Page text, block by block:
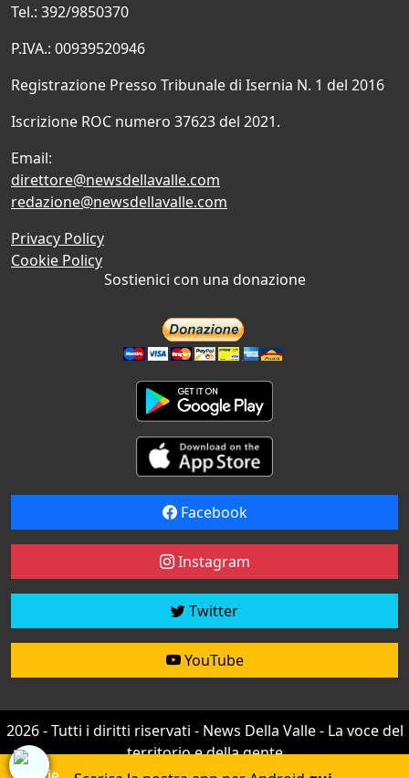
Tel.: 392/9850370
P.IVA.: 00939520946
Registrazione Presso Tribunale di Isernia N. 1 del 2016
Iscrizione ROC numero 37623 del 2021.
Email:
direttore@newsdellavalle.com
redazione@newsdellavalle.com
Privacy Policy
Cookie Policy
Sostienici con una donazione
Facebook
Instagram
Twitter
YouTube
2026 - Tutti i diritti riservati - News Della Valle - La voce del
territorio e della gente